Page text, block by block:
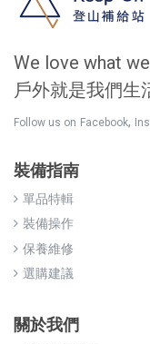
We love what
戶外就是我們生
Follow us on Facebook,
裝備指南
單品特輯
裝備操作
保養維修
選購建議
關於我們